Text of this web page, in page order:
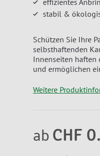
effizientes
stabil &
Schützen Sie Ihre
selbsthaftenden
Innenseiten haften
und ermöglichen
Weitere
ab CHF